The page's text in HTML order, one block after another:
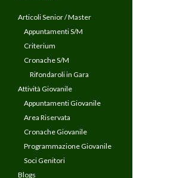
Articoli Senior / Master
Appuntamenti S/M
Criterium
Cronache S/M
Rifondaroli in Gara
Attività Giovanile
Appuntamenti Giovanile
Area Riservata
Cronache Giovanile
Programmazione Giovanile
Soci Genitori
Blogs